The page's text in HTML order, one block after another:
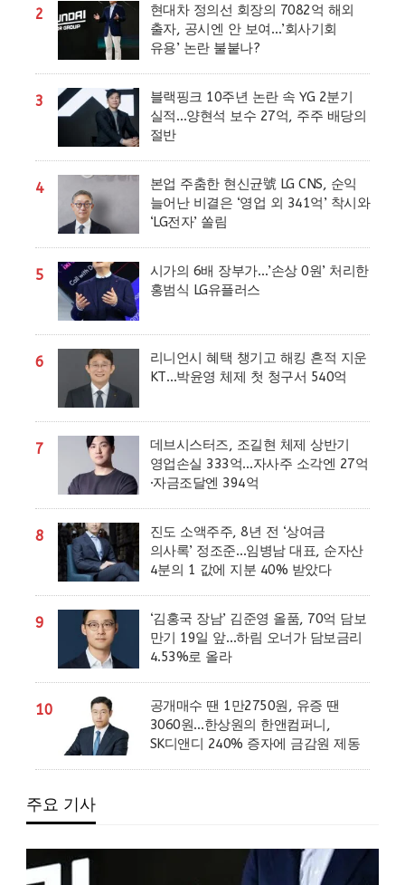
2
현대차 정의선 회장의 7082억 해외
출자, 공시엔 안 보여…’회사기회
유용’ 논란 불붙나?
3
블랙핑크 10주년 논란 속 YG 2분기
실적…양현석 보수 27억, 주주 배당의
절반
4
본업 주춤한 현신균號 LG CNS, 순익
늘어난 비결은 ‘영업 외 341억’ 착시와
‘LG전자’ 쏠림
5
시가의 6배 장부가…’손상 0원’ 처리한
홍범식 LG유플러스
6
리니언시 혜택 챙기고 해킹 흔적 지운
KT…박윤영 체제 첫 청구서 540억
7
데브시스터즈, 조길현 체제 상반기
영업손실 333억…자사주 소각엔 27억
·자금조달엔 394억
8
진도 소액주주, 8년 전 ‘상여금
의사록’ 정조준…임병남 대표, 순자산
4분의 1 값에 지분 40% 받았다
9
‘김홍국 장남’ 김준영 올품, 70억 담보
만기 19일 앞…하림 오너가 담보금리
4.53%로 올라
10
공개매수 땐 1만2750원, 유증 땐
3060원…한상원의 한앤컴퍼니,
SK디앤디 240% 증자에 금감원 제동
주요 기사